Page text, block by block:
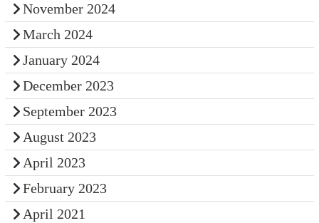
November 2024
March 2024
January 2024
December 2023
September 2023
August 2023
April 2023
February 2023
April 2021